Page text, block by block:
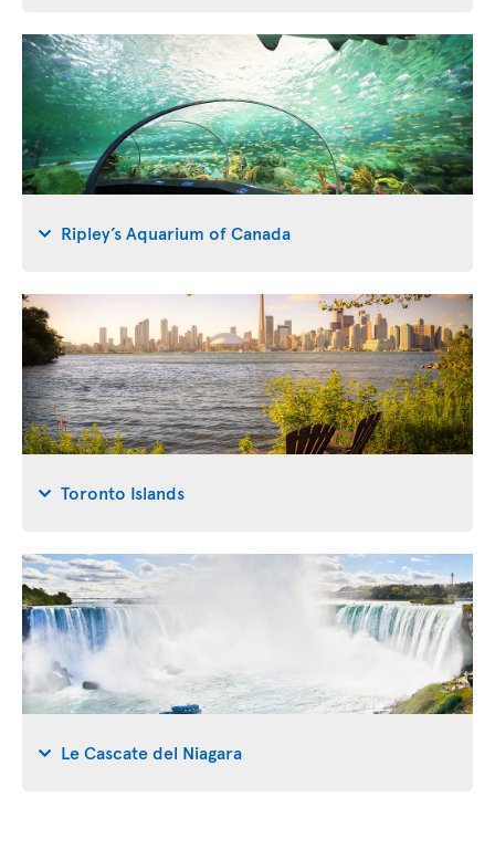
Ripley’s Aquarium of Canada
Toronto Islands
Le Cascate del Niagara